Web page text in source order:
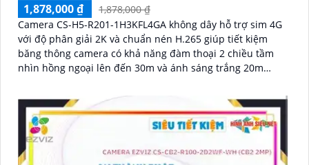
1,878,000 ₫
1,878,000 ₫
Camera CS-H5-R201-1H3KFL4GA không dây hỗ trợ sim 4G
với độ phân giải 2K và chuẩn nén H.265 giúp tiết kiệm
băng thông camera có khả năng đàm thoại 2 chiều tầm
nhìn hồng ngoại lên đến 30m và ánh sáng trắng 20m
còn tích hợp tính năng phát hiện thông minh và cảnh báo
bằng còi và đèn chớp phù hợp cho công trình kho hàng,
nhà xưởng công trình